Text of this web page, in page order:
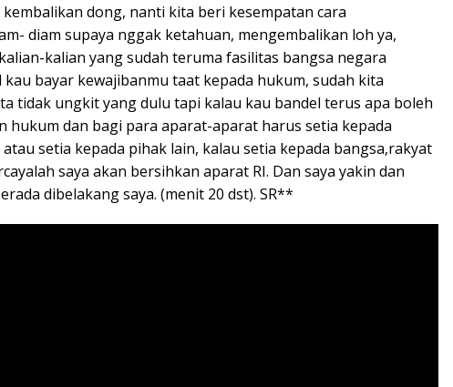
dong, nanti kita beri kesempatan cara
diam supaya nggak ketahuan, mengembalikan loh ya,
kalian yang sudah teruma fasilitas bangsa negara
bayar kewajibanmu taat kepada hukum, sudah kita
tidak ungkit yang dulu tapi kalau kau bandel terus apa boleh
hukum dan bagi para aparat-aparat harus setia kepada
setia kepada pihak lain, kalau setia kepada bangsa,rakyat
saya akan bersihkan aparat RI. Dan saya yakin dan
dibelakang saya. (menit 20 dst). SR**